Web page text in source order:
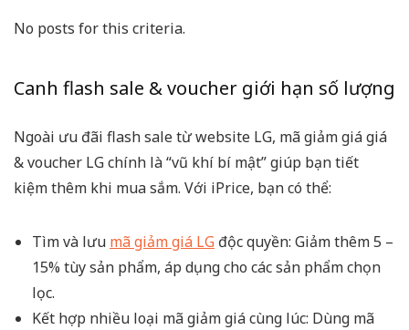
No posts for this criteria.
Canh flash sale & voucher giới hạn số lượng
Ngoài ưu đãi flash sale từ website LG, mã giảm giá giá
& voucher LG chính là “vũ khí bí mật” giúp bạn tiết
kiệm thêm khi mua sắm. Với iPrice, bạn có thể:
Tìm và lưu mã giảm giá LG độc quyền: Giảm thêm 5 –
15% tùy sản phẩm, áp dụng cho các sản phẩm chọn
lọc.
Kết hợp nhiều loại mã giảm giá cùng lúc: Dùng mã